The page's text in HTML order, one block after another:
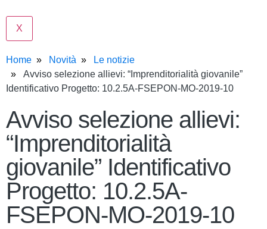
X
Home Novità
Le notizie
Avviso selezione allievi: “Imprenditorialità giovanile”
Identificativo Progetto: 10.2.5A-FSEPON-MO-2019-10
Avviso selezione allievi:
“Imprenditorialità
giovanile” Identificativo
Progetto: 10.2.5A-
FSEPON-MO-2019-10